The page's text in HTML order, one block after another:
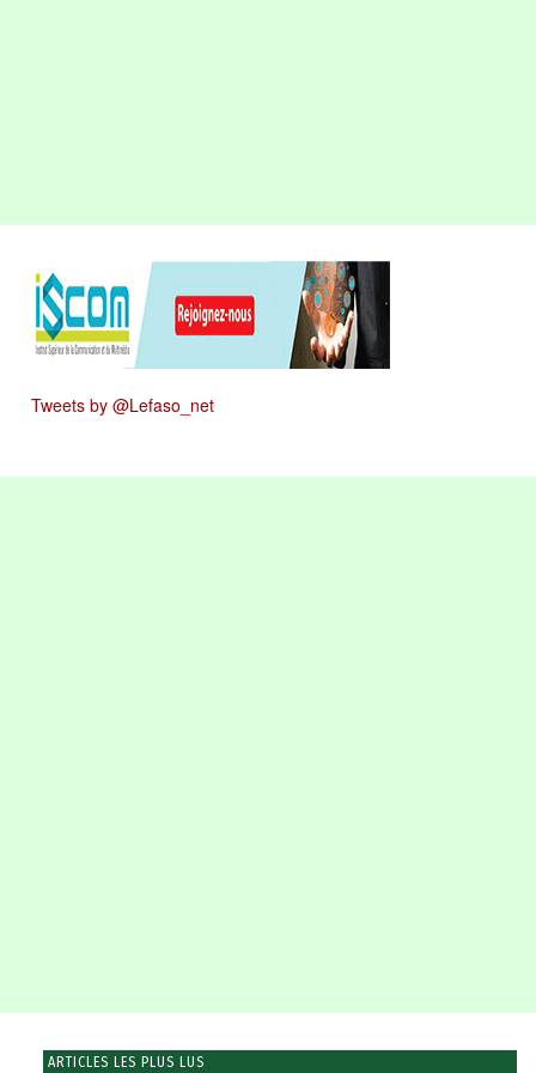
Tweets by @Lefaso_net
ARTICLES LES PLUS LUS